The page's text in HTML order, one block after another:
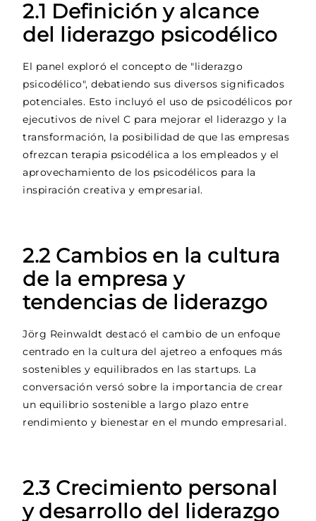
2.1 Definición y alcance
del liderazgo psicodélico
El panel exploró el concepto de "liderazgo
psicodélico", debatiendo sus diversos significados
potenciales. Esto incluyó el uso de psicodélicos por
ejecutivos de nivel C para mejorar el liderazgo y la
transformación, la posibilidad de que las empresas
ofrezcan terapia psicodélica a los empleados y el
aprovechamiento de los psicodélicos para la
inspiración creativa y empresarial.
2.2 Cambios en la cultura
de la empresa y
tendencias de liderazgo
Jörg Reinwaldt destacó el cambio de un enfoque
centrado en la cultura del ajetreo a enfoques más
sostenibles y equilibrados en las startups. La
conversación versó sobre la importancia de crear
un equilibrio sostenible a largo plazo entre
rendimiento y bienestar en el mundo empresarial.
2.3 Crecimiento personal
y desarrollo del liderazgo